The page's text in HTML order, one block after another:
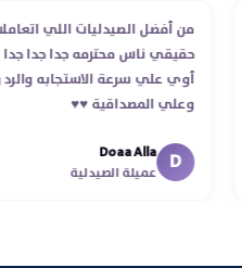
من أفضل الصيدليات اللي
حقيقي ناس محترمه جدا جدا
أوي علي سرعة الاستجابه
وعلي المصداقية ♥️♥️‏
D
Doaa Alla
عميلة الصيدلية